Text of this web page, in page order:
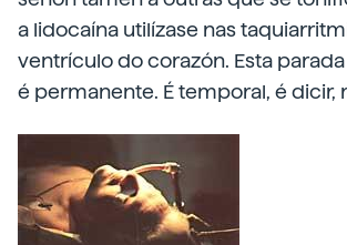
a lidocaína utilízase nas
ventrículo do corazón. Esta
é permanente. É temporal, é dicir,